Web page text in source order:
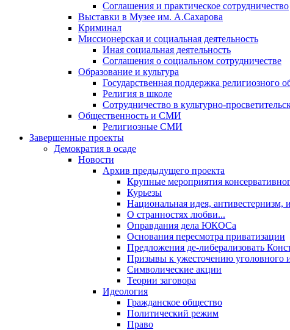
Соглашения и практическое сотрудничество
Выставки в Музее им. А.Сахарова
Криминал
Миссионерская и социальная деятельность
Иная социальная деятельность
Соглашения о социальном сотрудничестве
Образование и культура
Государственная поддержка религиозного
Религия в школе
Сотрудничество в культурно-
Общественность и СМИ
Религиозные СМИ
Завершенные проекты
Демократия в осаде
Новости
Архив предыдущего проекта
Крупные мероприятия
Курьезы
Национальная идея, антивестернизм,
О странностях любви...
Оправдания дела ЮКОСа
Основания пересмотра приватизации
Предложения де-либерализовать
Призывы к ужесточению уголовного и
Символические акции
Теории заговора
Идеология
Гражданское общество
Политический режим
Право